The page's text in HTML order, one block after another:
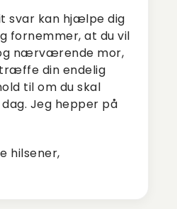
svar kan hjælpe dig
fornemmer, at du vil
nærværende mor,
din endelig
til om du skal
Jeg hepper på
hilsener,